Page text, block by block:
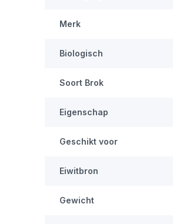
Merk
Biologisch
Soort Brok
Eigenschap
Geschikt voor
Eiwitbron
Gewicht